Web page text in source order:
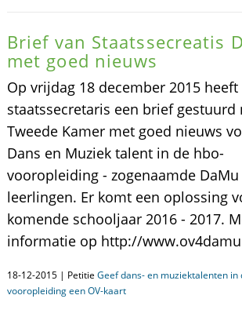
Brief van Staatssecreatis
met goed nieuws
Op vrijdag 18 december 2015 heeft
staatssecretaris een brief gestuurd
Tweede Kamer met goed nieuws
Dans en Muziek talent in de hbo-
vooropleiding - zogenaamde DaMu
leerlingen. Er komt een oplossing
komende schooljaar 2016 - 2017.
informatie op http://
18-12-2015 | Petitie Geef dans- en muziektalenten in
vooropleiding een OV-kaart